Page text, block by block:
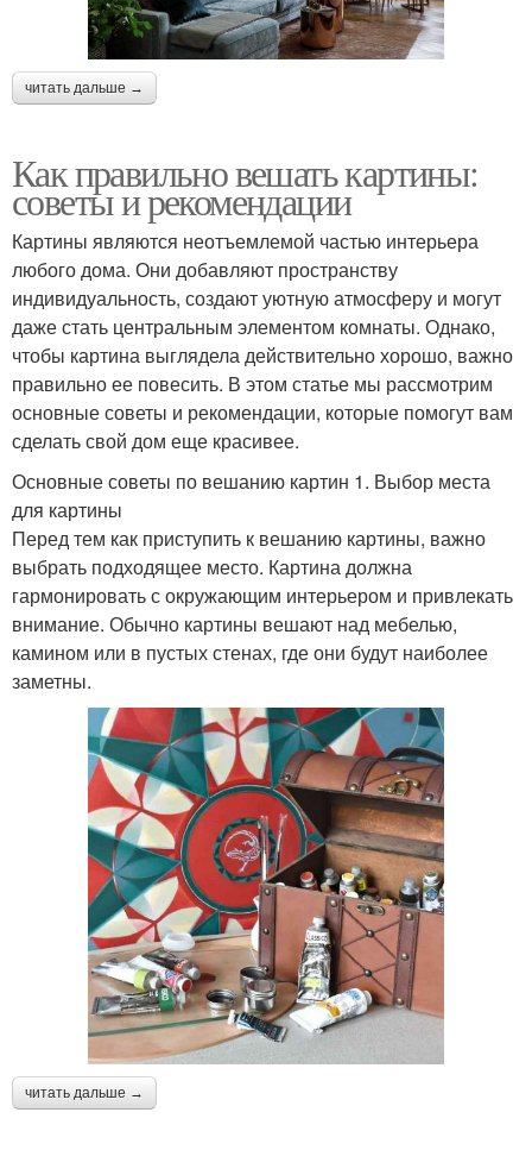
читать дальше →
Как правильно вешать картины:
советы и рекомендации
Картины являются неотъемлемой частью интерьера
любого дома. Они добавляют пространству
индивидуальность, создают уютную атмосферу и могут
даже стать центральным элементом комнаты. Однако,
чтобы картина выглядела действительно хорошо, важно
правильно ее повесить. В этом статье мы рассмотрим
основные советы и рекомендации, которые помогут вам
сделать свой дом еще красивее.
Основные советы по вешанию картин 1. Выбор места
для картины
Перед тем как приступить к вешанию картины, важно
выбрать подходящее место. Картина должна
гармонировать с окружающим интерьером и привлекать
внимание. Обычно картины вешают над мебелью,
камином или в пустых стенах, где они будут наиболее
заметны.
читать дальше →